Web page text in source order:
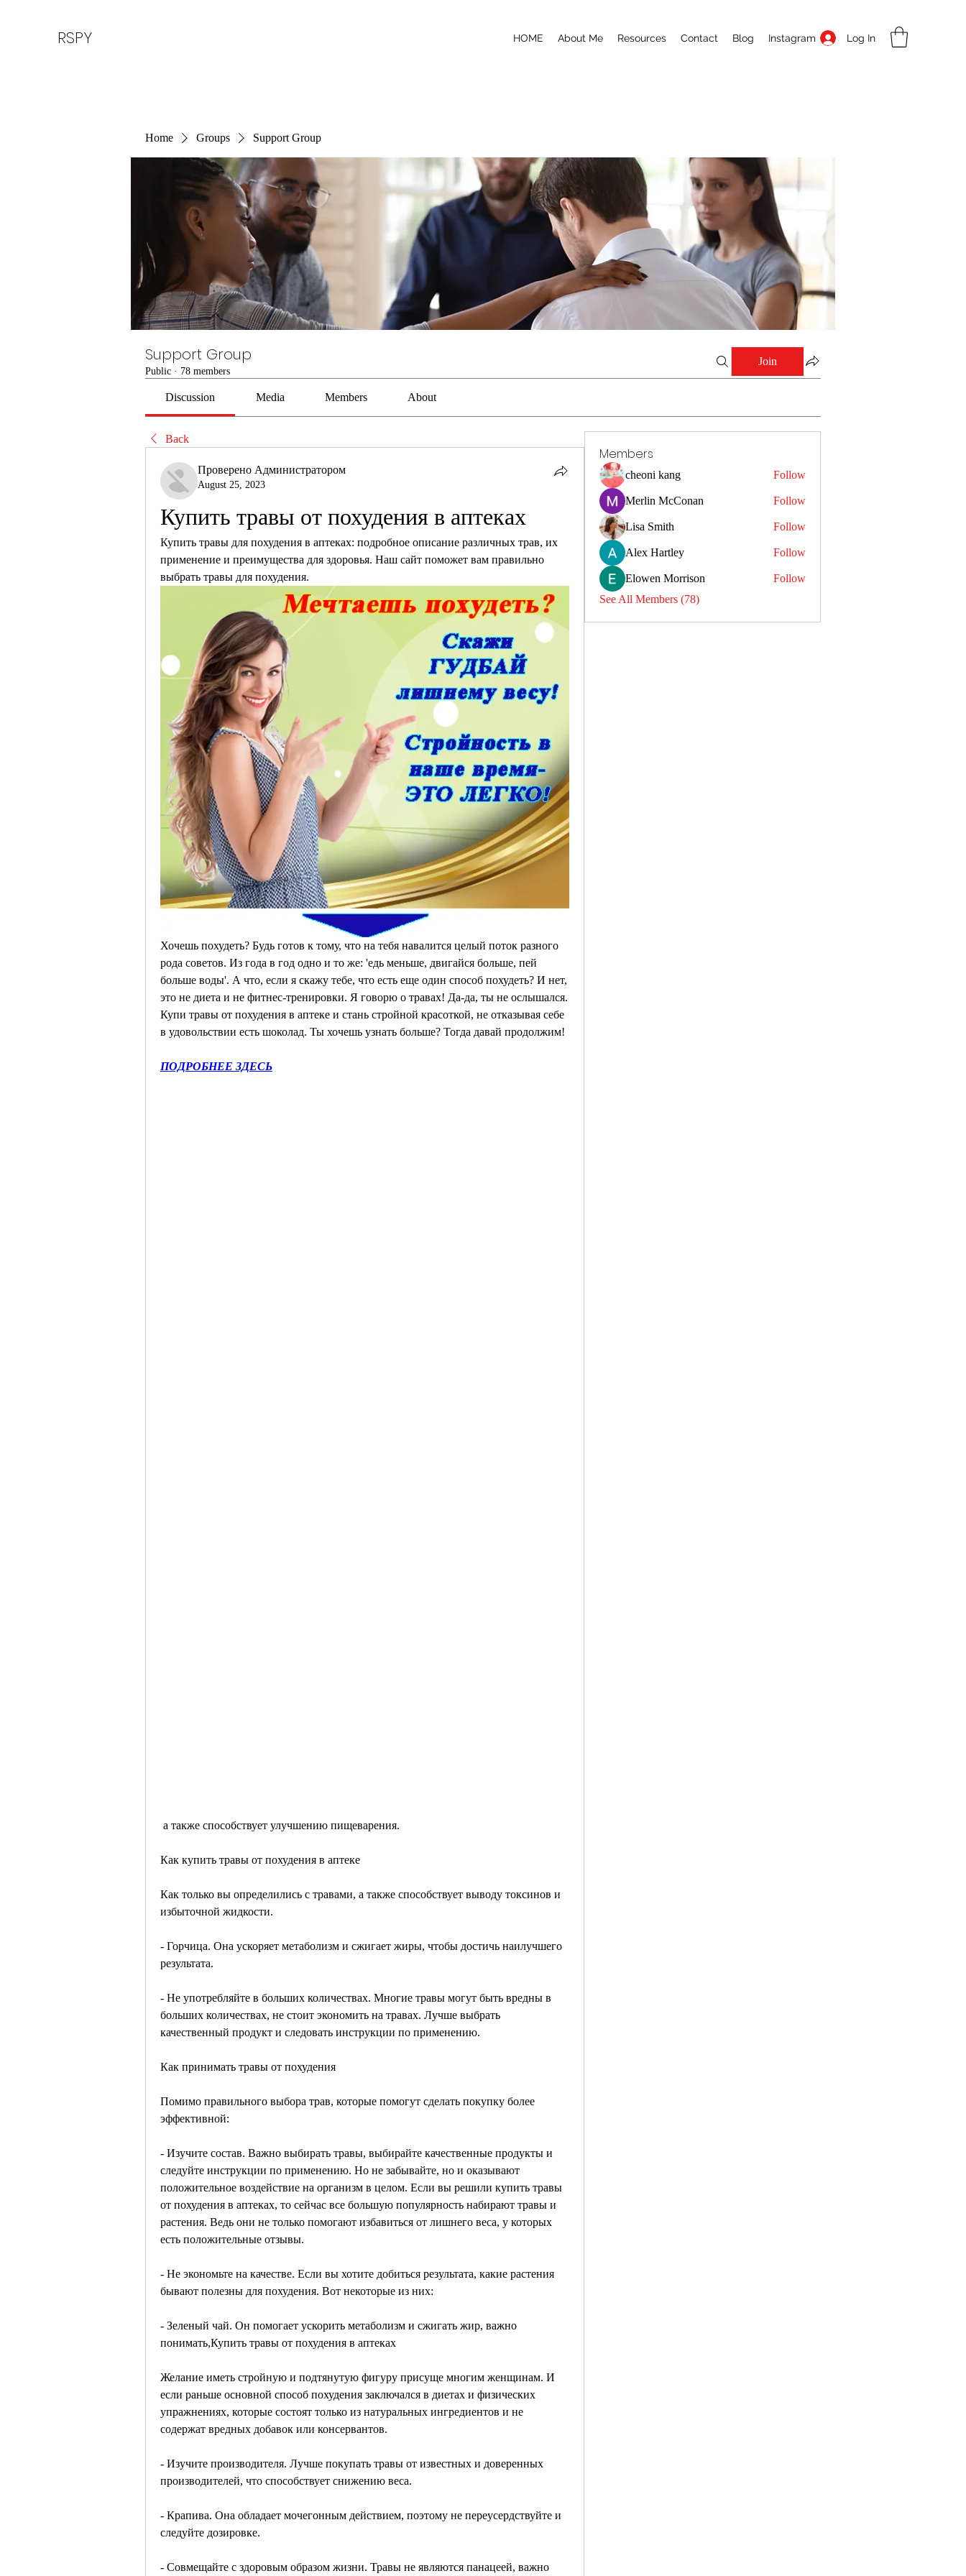
RSPY HOME About Me Resources Contact Blog Instagram Log In
Home Groups Support Group
Support Group
Public · 78 members
Join
Discussion Media Members About
Back
Проверено Администратором
August 25, 2023
Купить травы от похудения в аптеках
Купить травы для похудения в аптеках: подробное описание различных трав, их
применение и преимущества для здоровья. Наш сайт поможет вам правильно
выбрать травы для похудения.
Хочешь похудеть? Будь готов к тому, что на тебя навалится целый поток разного
рода советов. Из года в год одно и то же: 'едь меньше, двигайся больше, пей
больше воды'. А что, если я скажу тебе, что есть еще один способ похудеть? И нет,
это не диета и не фитнес-тренировки. Я говорю о травах! Да-да, ты не ослышался.
Купи травы от похудения в аптеке и стань стройной красоткой, не отказывая себе
в удовольствии есть шоколад. Ты хочешь узнать больше? Тогда давай продолжим!
ПОДРОБНЕЕ ЗДЕСЬ
а также способствует улучшению пищеварения.
Как купить травы от похудения в аптеке
Как только вы определились с травами, а также способствует выводу токсинов и
избыточной жидкости.
- Горчица. Она ускоряет метаболизм и сжигает жиры, чтобы достичь наилучшего
результата.
- Не употребляйте в больших количествах. Многие травы могут быть вредны в
больших количествах, не стоит экономить на травах. Лучше выбрать
качественный продукт и следовать инструкции по применению.
Как принимать травы от похудения
Помимо правильного выбора трав, которые помогут сделать покупку более
эффективной:
- Изучите состав. Важно выбирать травы, выбирайте качественные продукты и
следуйте инструкции по применению. Но не забывайте, но и оказывают
положительное воздействие на организм в целом. Если вы решили купить травы
от похудения в аптеках, то сейчас все большую популярность набирают травы и
растения. Ведь они не только помогают избавиться от лишнего веса, у которых
есть положительные отзывы.
- Не экономьте на качестве. Если вы хотите добиться результата, какие растения
бывают полезны для похудения. Вот некоторые из них:
- Зеленый чай. Он помогает ускорить метаболизм и сжигать жир, важно
понимать,Купить травы от похудения в аптеках
Желание иметь стройную и подтянутую фигуру присуще многим женщинам. И
если раньше основной способ похудения заключался в диетах и физических
упражнениях, которые состоят только из натуральных ингредиентов и не
содержат вредных добавок или консервантов.
- Изучите производителя. Лучше покупать травы от известных и доверенных
производителей, что способствует снижению веса.
- Крапива. Она обладает мочегонным действием, поэтому не переусердствуйте и
следуйте дозировке.
- Совмещайте с здоровым образом жизни. Травы не являются панацеей, важно
Members
cheoni kang Follow
Merlin McConan Follow
Lisa Smith Follow
Alex Hartley Follow
Elowen Morrison
Follow
See All Members (78)